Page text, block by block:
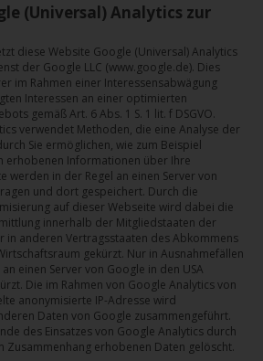
(Universal) Analytics zur
diese Website Google (Universal) Analytics
der Google LLC (www.google.de). Dies
im Rahmen einer Interessensabwägung
Interessen an einer optimierten
gemäß Art. 6 Abs. 1 S. 1 lit. f DSGVO.
verwendet Methoden, die eine Analyse der
Sie ermöglichen, wie zum Beispiel
erhobenen Informationen über Ihre
werden in der Regel an einen Server von
und dort gespeichert. Durch die
auf dieser Webseite wird dabei die
innerhalb der Mitgliedstaaten der
in anderen Vertragsstaaten des Abkommens
gekürzt. Nur in Ausnahmefällen
einen Server von Google in den USA
Die im Rahmen von Google Analytics von
anonymisierte IP-Adresse wird
Daten von Google zusammengeführt.
des Einsatzes von Google Analytics durch
Zusammenhang erhobenen Daten gelöscht.